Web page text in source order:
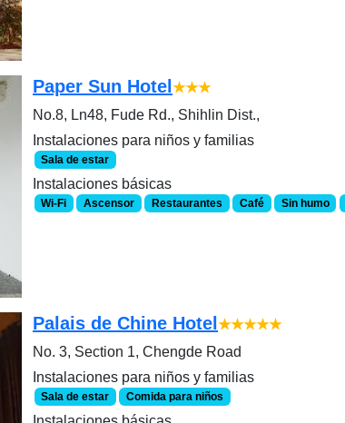
Paper Sun Hotel ★★★
No.8, Ln48, Fude Rd., Shihlin Dist.,
Instalaciones para niños y familias
Sala de estar
Instalaciones básicas
Wi-Fi Ascensor Restaurantes Café Sin humo
Palais de Chine Hotel ★★★★★
No. 3, Section 1, Chengde Road
Instalaciones para niños y familias
Sala de estar Comida para niños